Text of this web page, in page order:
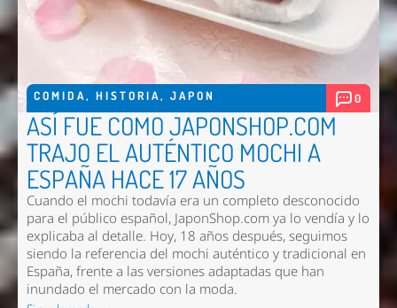
COMIDA, HISTORIA, JAPON 0
ASÍ FUE COMO JAPONSHOP.COM
TRAJO EL AUTÉNTICO MOCHI A
ESPAÑA HACE 17 AÑOS
Cuando el mochi todavía era un completo desconocido
para el público español, JaponShop.com ya lo vendía y lo
explicaba al detalle. Hoy, 18 años después, seguimos
siendo la referencia del mochi auténtico y tradicional en
España, frente a las versiones adaptadas que han
inundado el mercado con la moda.